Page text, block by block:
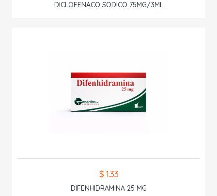
DICLOFENACO SODICO 75MG/3ML
$ 1.33
DIFENHIDRAMINA 25 MG